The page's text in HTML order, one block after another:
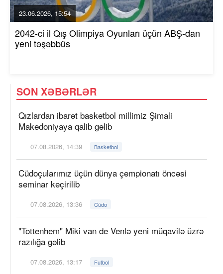
23.06.2026, 15:54
2042-ci il Qış Olimpiya Oyunları üçün ABŞ-dan
yeni təşəbbüs
SON XƏBƏRLƏR
Qızlardan ibarət basketbol millimiz Şimali
Makedoniyaya qalib gəlib
07.08.2026, 14:39 Basketbol
Cüdoçularımız üçün dünya çempionatı öncəsi
seminar keçirilib
07.08.2026, 13:36 Cüdo
"Tottenhem" Miki van de Venlə yeni müqavilə üzrə
razılığa gəlib
07.08.2026, 13:17 Futbol